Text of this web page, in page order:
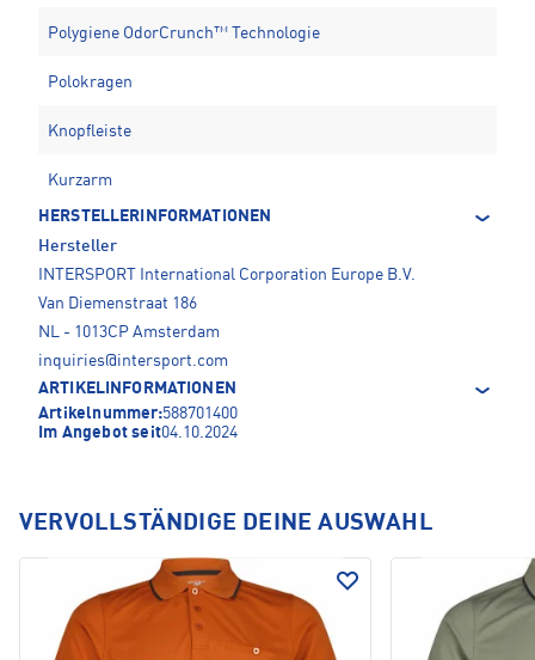
Polygiene OdorCrunch™ Technologie
Polokragen
Knopfleiste
Kurzarm
HERSTELLERINFORMATIONEN
Hersteller
INTERSPORT International Corporation Europe B.V.
Van Diemenstraat 186
NL - 1013CP Amsterdam
inquiries@intersport.com
ARTIKELINFORMATIONEN
Artikelnummer:588701400
Im Angebot seit04.10.2024
VERVOLLSTÄNDIGE DEINE AUSWAHL